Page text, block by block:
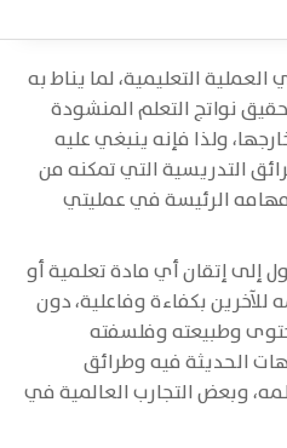
التعليمية، لما يناط به
نواتج التعلم المنشودة
ولذا فإنه ينبغي عليه
التدريسية التي تمكنه من
الرئيسة في عمليتي
إلى إتقان أي مادة تعلمية أو
بكفاءة وفاعلية، دون
وطبيعته وفلسفته
الحديثة فيه وطرائق
وبعض التجارب العالمية في